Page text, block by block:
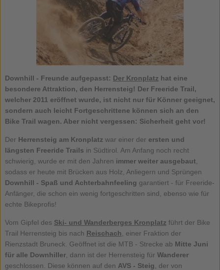
Downhill - Freunde aufgepasst: Der Kronplatz hat eine
besondere Attraktion, den Herrensteig! Der Freeride Trail,
welcher 2011 eröffnet wurde, ist nicht nur für Könner geeignet,
sondern auch leicht Fortgeschrittene können sich an den
Bike Trail wagen. Aber nicht vergessen: Sicherheit geht vor!
Der Herrensteig am Kronplatz war einer der ersten und
längsten Freeride Trails in Südtirol. Am Anfang noch recht
schwierig, wurde er mit den Jahren immer weiter ausgebaut
sodass er heute mit Brücken aus Holz, Anliegern und Sprüngen
Downhill - Spaß und Achterbahnfeeling garantiert - für Freeride-
Anfänger, die schon ein wenig fortgeschritten sind, ebenso wie für
echte Bikeprofis!
Vom Gipfel des Ski- und Wanderberges Kronplatz führt der Bike
Trail Herrensteig bis nach Reischach , einer Fraktion der
Rienzstadt Bruneck. Geöffnet ist die MTB - Strecke ab Mitte Juni
für alle Downhiller, dann ist der Herrensteig für Wanderer
geschlossen. Diese können auf den AVS - Steig , der von